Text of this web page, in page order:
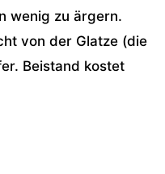
wenig zu ärgern.
von der Glatze (die
Beistand kostet